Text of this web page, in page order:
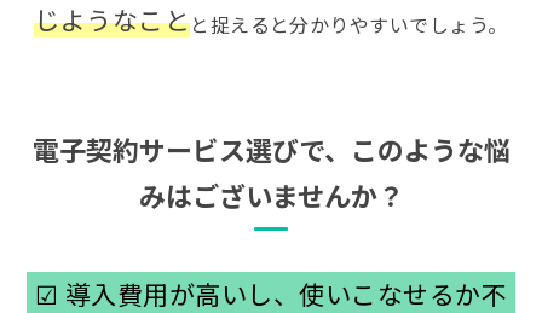
じようなことと捉えると分かりやすいでしょう。
電子契約サービス選びで、このような悩
みはございませんか？
☑ 導入費用が高いし、使いこなせるか不